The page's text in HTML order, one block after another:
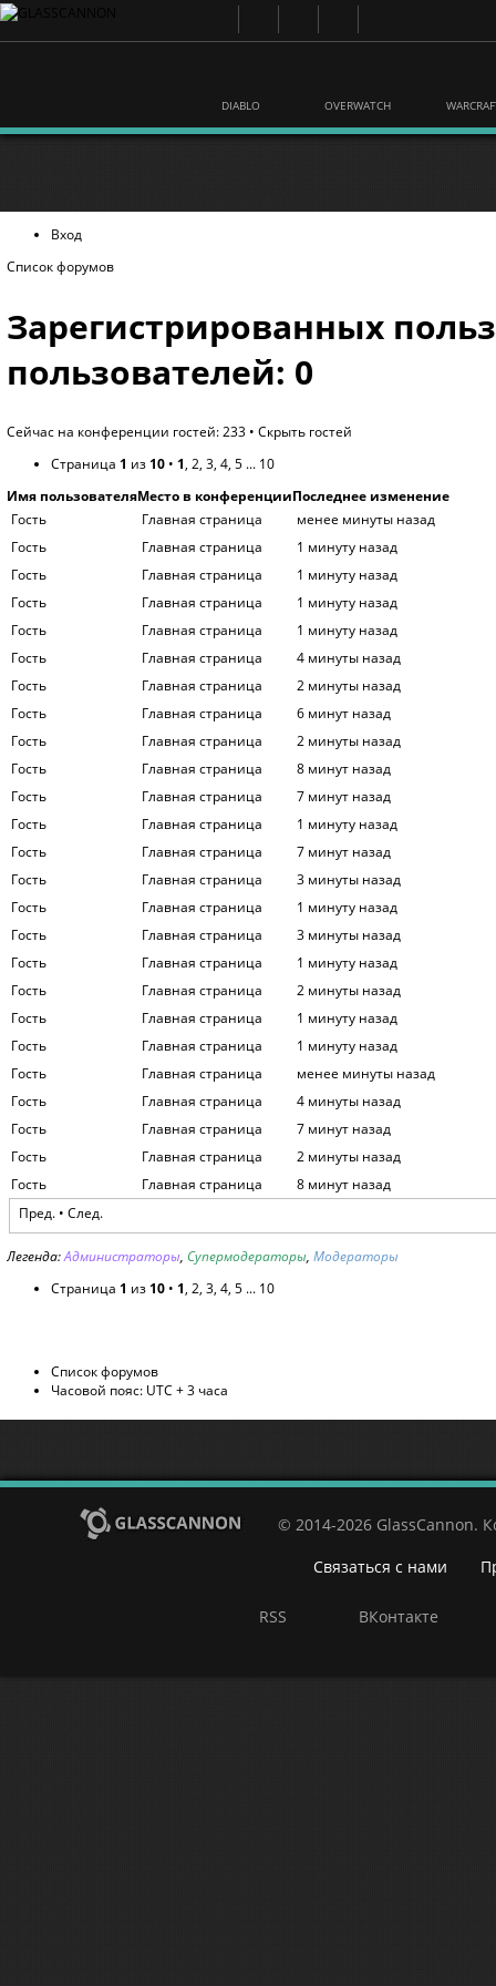
DIABLO OVERWATCH
Вход
Список форумов
Зарегистрированных
пользователей: 0
Сейчас на конференции гостей: 233 • Скрыть гостей
Страница 1 из 10 • 1, 2, 3, 4, 5 ... 10
Имя пользователяМесто в конференцииПоследнее изменение
Гость
Главная страница
менее минуты назад
Гость
Главная страница
1 минуту назад
Гость
Главная страница
1 минуту назад
Гость
Главная страница
1 минуту назад
Гость
Главная страница
1 минуту назад
Гость
Главная страница
4 минуты назад
Гость
Главная страница
2 минуты назад
Гость
Главная страница
6 минут назад
Гость
Главная страница
2 минуты назад
Гость
Главная страница
8 минут назад
Гость
Главная страница
7 минут назад
Гость
Главная страница
1 минуту назад
Гость
Главная страница
7 минут назад
Гость
Главная страница
3 минуты назад
Гость
Главная страница
1 минуту назад
Гость
Главная страница
3 минуты назад
Гость
Главная страница
1 минуту назад
Гость
Главная страница
2 минуты назад
Гость
Главная страница
1 минуту назад
Гость
Главная страница
1 минуту назад
Гость
Главная страница
менее минуты назад
Гость
Главная страница
4 минуты назад
Гость
Главная страница
7 минут назад
Гость
Главная страница
2 минуты назад
Гость
Главная страница
8 минут назад
Пред. • След.
Легенда:Администраторы, Супермодераторы, Модераторы
Страница 1 из 10 • 1, 2, 3, 4, 5 ... 10
Список форумов
Часовой пояс: UTC + 3 часа
© 2014-2026 GlassCannon.
Связаться с нами
RSS ВКонтакте